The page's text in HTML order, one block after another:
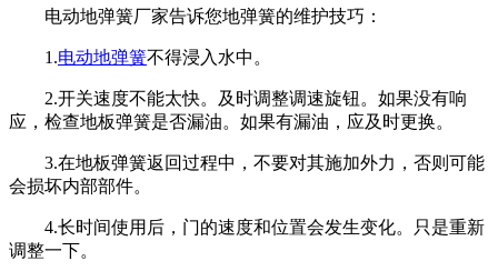
电动地弹簧厂家告诉您地弹簧的维护技巧：
1.电动地弹簧不得浸入水中。
2.开关速度不能太快。及时调整调速旋钮。如果没有响
应，检查地板弹簧是否漏油。如果有漏油，应及时更换。
3.在地板弹簧返回过程中，不要对其施加外力，否则可能
会损坏内部部件。
4.长时间使用后，门的速度和位置会发生变化。只是重新
调整一下。